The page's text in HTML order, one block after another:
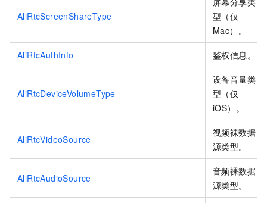
AliRtcScreenShareType
型（仅
Mac）。
AliRtcAuthInfo 鉴权信息。
AliRtcDeviceVolumeType
设备音量类
型（仅
iOS）。
AliRtcVideoSource
视频裸数据
源类型。
AliRtcAudioSource
音频裸数据
源类型。